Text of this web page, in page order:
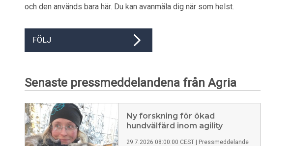
och den används bara här. Du kan avanmäla dig när som helst.
FÖLJ
Senaste pressmeddelandena från Agria
Ny forskning för ökad
hundvälfärd inom agility
29.7.2026 08:00:00 CEST Pressmeddelande